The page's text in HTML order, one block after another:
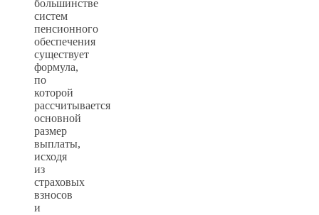
большинстве
систем
пенсионного
обеспечения
существует
формула,
по
которой
рассчитывается
основной
размер
выплаты,
исходя
из
страховых
взносов
и